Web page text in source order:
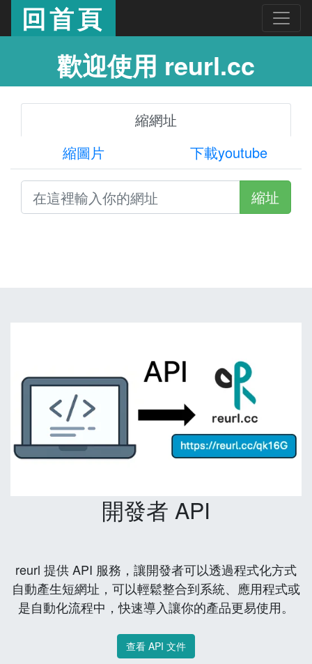
回首頁
歡迎使用 reurl.cc
縮網址
縮圖片
下載youtube
縮址
開發者 API
reurl 提供 API 服務，讓開發者可以透過程式化方式
自動產生短網址，可以輕鬆整合到系統、應用程式或
是自動化流程中，快速導入讓你的產品更易使用。
查看 API 文件